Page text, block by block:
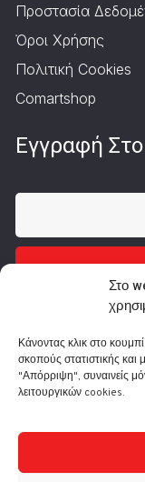
Στο
Κάνοντας κλικ στο
σκοπούς στατιστικής και
"Απόρριψη", συναινείς
λειτουργικών cookies.
Προστασία
Όροι Χρήσης
Πολιτική Cookies
Comartshop
Εγγραφή
Τηλ.: 210
Δευ - Παρ: